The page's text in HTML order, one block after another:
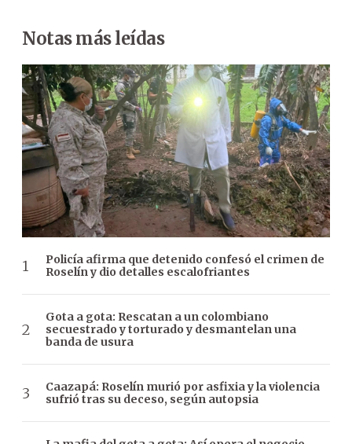
Notas más leídas
Policía afirma que detenido confesó el crimen de
Roselín y dio detalles escalofriantes
Gota a gota: Rescatan a un colombiano
secuestrado y torturado y desmantelan una
banda de usura
Caazapá: Roselín murió por asfixia y la violencia
sufrió tras su deceso, según autopsia